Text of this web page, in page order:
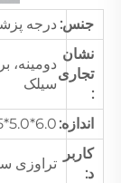
جنس: درجه
نشان
تجاری
:
دومینه،
سیلک
اندازه: 6.0*5.0*1.5 سانتی‌متر
کاربر
د:
تراوزی